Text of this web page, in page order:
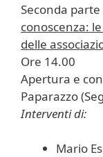
Seconda parte
conoscenza:
delle
Ore 14.00
Apertura e
Paparazzo
Interventi di:
Mario